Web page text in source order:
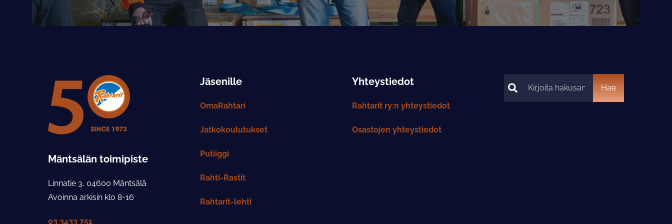
Mäntsälän toimipiste
Linnatie 3, 04600 Mäntsälä
Avoinna arkisin klo 8-16
03 3433 751
Jäsenille
OmaRahtari
Jatkokoulutukset
Putiiggi
Rahti-Rastit
Rahtarit-lehti
Yhteystiedot
Rahtarit ry:n yhteystiedot
Osastojen yhteystiedot
Hae